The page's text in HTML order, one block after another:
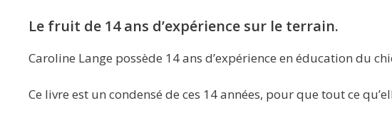
Le fruit de 14 ans d’expérience sur le terrain.
Caroline Lange possède 14 ans d’expérience en éducation du
Ce livre est un condensé de ces 14 années, pour que tout ce